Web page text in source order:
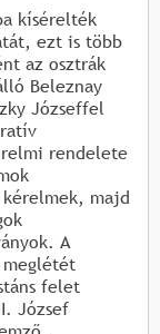
kísérelték
ezt is több
az osztrák
Beleznay
Józseffel
rendelete
majd
A
felet
József